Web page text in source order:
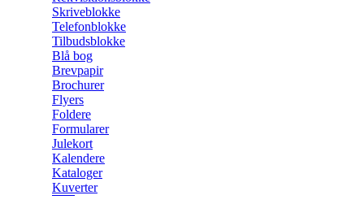
Skriveblokke
Telefonblokke
Tilbudsblokke
Blå bog
Brevpapir
Brochurer
Flyers
Foldere
Formularer
Julekort
Kalendere
Kataloger
Kuverter